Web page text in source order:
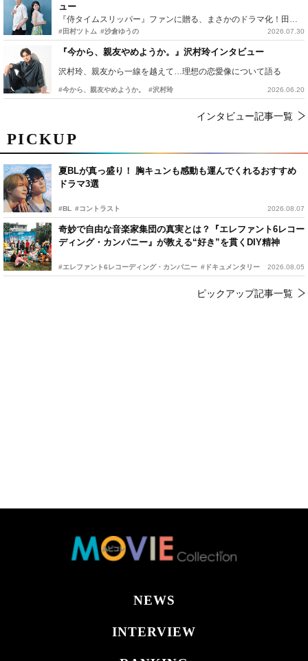
PICKUP
夏BLが真っ盛り！ 胸キュンも感動も運んでくれるおすすめ
ドラマ3選
#BL #コントラスト 2026.08.07
奇妙で自由な音楽家集団の真実とは？『エレファント6レコー
ディング・カンパニー』が教える“好き”を貫くDIY精神
#エレファント6レコーディング・カンパニー #ドキュメンタリー 2026.08.05
ピックアップ記事一覧
ュー
『侍タイムスリッパー』ファンに贈る、まさかのドラマ化！田村ツトム×沙倉ゆうのが語る『心配無用ノ介』撮影秘話
#田村ツトム #沙倉ゆうの 2026.07.30
『今から、親友やめようか。』沢村玲インタビュー
沢村玲、親友から一線を越えて…理想の恋愛像について語る
#今から、親友やめようか。 #沢村玲 2026.06.20
インタビュー記事一覧
NEWS
INTERVIEW